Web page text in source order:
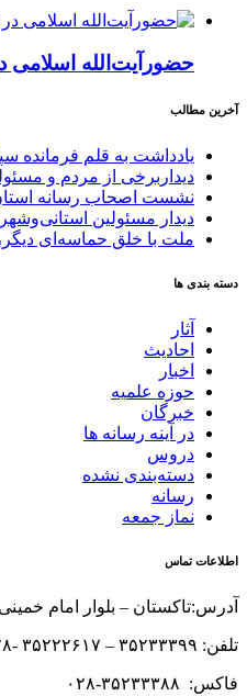
حضورآیت‌الله
آخرین مطالب
یادداشت به قلم فرمانده
دیداربرخی از مردم و
نشست اصحاب رسانه استان
دیدار مسئولین
ملت با خلق حماسه‌ای
دسته بندی ها
آثار
احادیث
اخبار
حوزه علمیه
خبرگان
در آینه رسانه ها
دروس
دسته‌بندی نشده
رسانه
نماز جمعه
اطلاعات تماس
آدرس:تاکستان – بلوار امام
تلفن: ۳۵۲۳۳۳۹۹ – ۳۵۲۲۲۶۱۷ -۰۲۸
فاکس: ۳۵۲۳۳۳۸۸-۰۲۸